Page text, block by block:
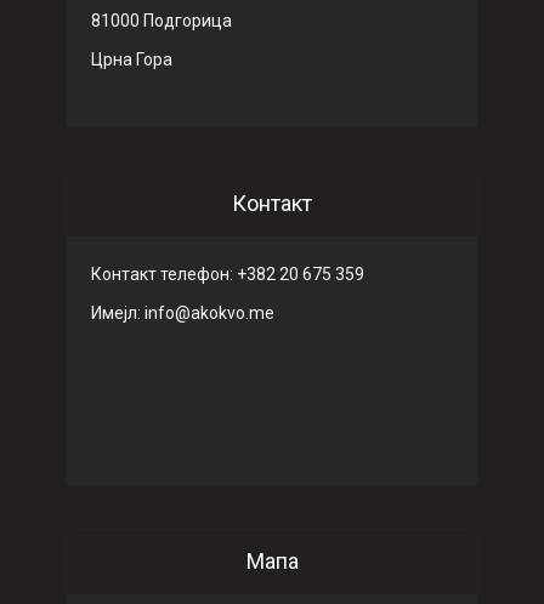
81000 Подгорица
Црна Гора
Контакт
Контакт телефон: +382 20 675 359
Имeјл: info@akokvo.me
Мапа